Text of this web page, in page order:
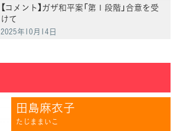
【コメント】ガザ和平案「第１段階」合意を受
けて
2025年10月14日
田島麻衣子
たじままいこ